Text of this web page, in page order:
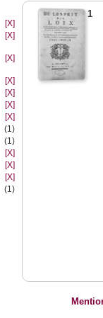
[X]
[X]
[X]
[X]
[X]
[X]
[X]
(1)
(1)
[X]
[X]
[X]
(1)
1